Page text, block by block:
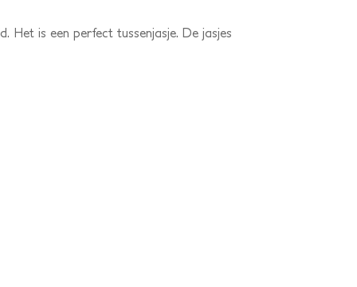
Het is een perfect tussenjasje. De jasjes